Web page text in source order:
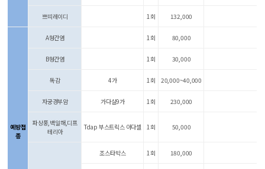
쁘띠레이디 1회 132,000
예방접
종
A형간염 1회 80,000
B형간염 1회 30,000
독감 4가 1회 20,000~40,000
자궁경부암 가다실9가 1회 230,000
파상풍,백일해,디프
테리아
Tdap 부스트릭스 아다셀 1회 50,000
조스타박스 1회 180,000